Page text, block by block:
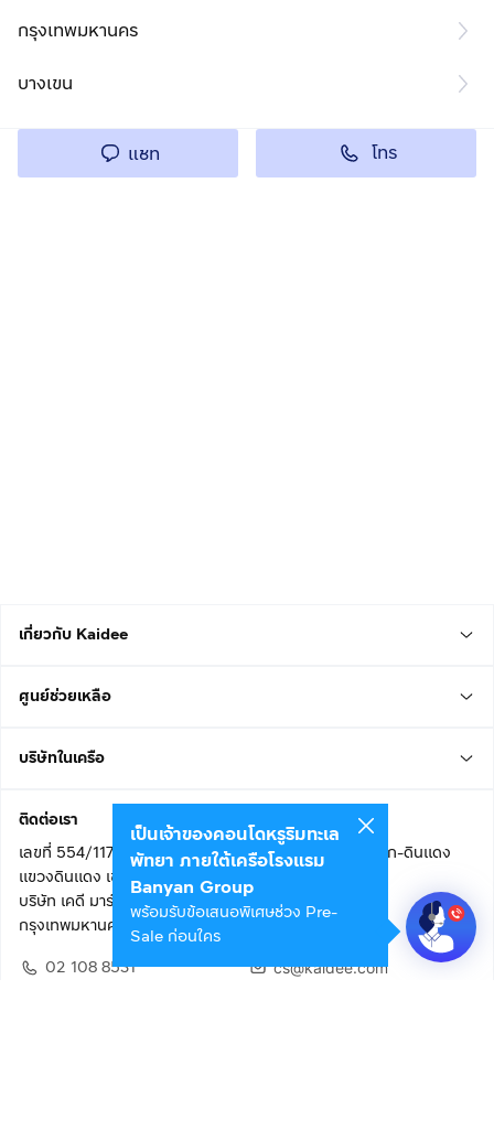
กรุงเทพมหานคร
บางเขน
แชท โทร
เกี่ยวกับ Kaidee
ศูนย์ช่วยเหลือ
บริษัทในเครือ
ติดต่อเรา
เลขที่ 554/117 อาคารสกายไนน์ เซ็นเตอร์ ชั้น 22 ถนนอโศก-ดินแดง
แขวงดินแดง เขตดินแดง
บริษัท เคดี มาร์เก็ตเพลส จำกัด (สำนักงานใหญ่)
กรุงเทพมหานคร 10400
02 108 8531
cs@kaidee.com
เป็นเจ้าของคอนโดหรูริมทะเล
พัทยา ภายใต้เครือโรงแรม
Banyan Group
พร้อมรับข้อเสนอพิเศษช่วง Pre-
Sale ก่อนใคร